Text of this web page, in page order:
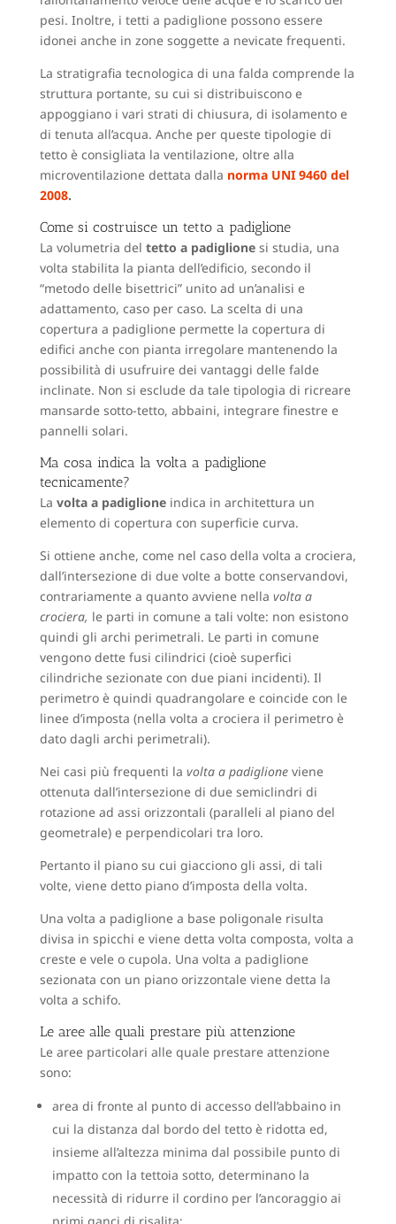
pesi. Inoltre, i tetti a padiglione possono essere
idonei anche in zone soggette a nevicate frequenti.
La stratigrafia tecnologica di una falda comprende la
struttura portante, su cui si distribuiscono e
appoggiano i vari strati di chiusura, di isolamento e
di tenuta all’acqua. Anche per queste tipologie di
tetto è consigliata la ventilazione, oltre alla
microventilazione dettata dalla norma UNI 9460 del
2008.
Come si costruisce un tetto a padiglione
La volumetria del tetto a padiglionesi studia, una
volta stabilita la pianta dell’edificio, secondo il
“metodo delle bisettrici” unito ad un’analisi e
adattamento, caso per caso. La scelta di una
copertura a padiglione permette la copertura di
edifici anche con pianta irregolare mantenendo la
possibilità di usufruire dei vantaggi delle falde
inclinate. Non si esclude da tale tipologia di ricreare
mansarde sotto-tetto, abbaini, integrare finestre e
pannelli solari.
Ma cosa indica la volta a padiglione
tecnicamente?
La volta a padiglioneindica in architettura un
elemento di copertura con superficie curva.
Si ottiene anche, come nel caso della volta a crociera,
dall’intersezione di due volte a botte conservandovi,
contrariamente a quanto avviene nella volta a
crociera, le parti in comune a tali volte: non esistono
quindi gli archi perimetrali. Le parti in comune
vengono dette fusi cilindrici (cioè superfici
cilindriche sezionate con due piani incidenti). Il
perimetro è quindi quadrangolare e coincide con le
linee d’imposta (nella volta a crociera il perimetro è
dato dagli archi perimetrali).
Nei casi più frequenti la volta a padiglioneviene
ottenuta dall’intersezione di due semiclindri di
rotazione ad assi orizzontali (paralleli al piano del
geometrale) e perpendicolari tra loro.
Pertanto il piano su cui giacciono gli assi, di tali
volte, viene detto piano d’imposta della volta.
Una volta a padiglione a base poligonale risulta
divisa in spicchi e viene detta volta composta, volta a
creste e vele o cupola. Una volta a padiglione
sezionata con un piano orizzontale viene detta la
volta a schifo.
Le aree alle quali prestare più attenzione
Le aree particolari alle quale prestare attenzione
sono:
area di fronte al punto di accesso dell’abbaino in
cui la distanza dal bordo del tetto è ridotta ed,
insieme all’altezza minima dal possibile punto di
impatto con la tettoia sotto, determinano la
necessità di ridurre il cordino per l’ancoraggio ai